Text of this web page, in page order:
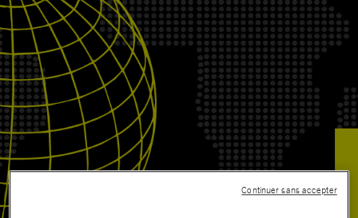
Continuer sans accepter